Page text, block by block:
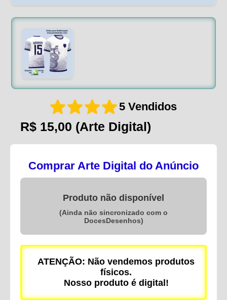
5 Vendidos
R$ 15,00 (Arte Digital)
Comprar Arte Digital do Anúncio
Produto não disponível
(Ainda não sincronizado com o
DocesDesenhos)
ATENÇÃO: Não vendemos produtos
físicos.
Nosso produto é digital!